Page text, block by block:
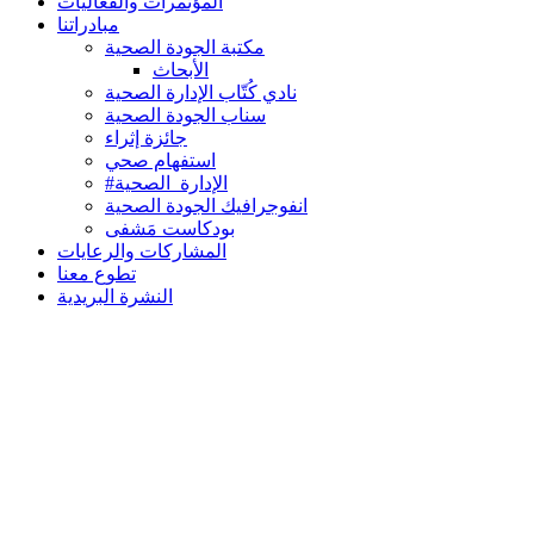
مبادراتنا
مكتبة الجودة الصحية
الأبحاث
نادي كُتّاب الإدارة الصحية
سناب الجودة الصحية
جائزة إثراء
استفهام صحي
#الإدارة_الصحية
انفوجرافيك الجودة الصحية
بودكاست مَشفى
المشاركات والرعايات
تطوع معنا
النشرة البريدية